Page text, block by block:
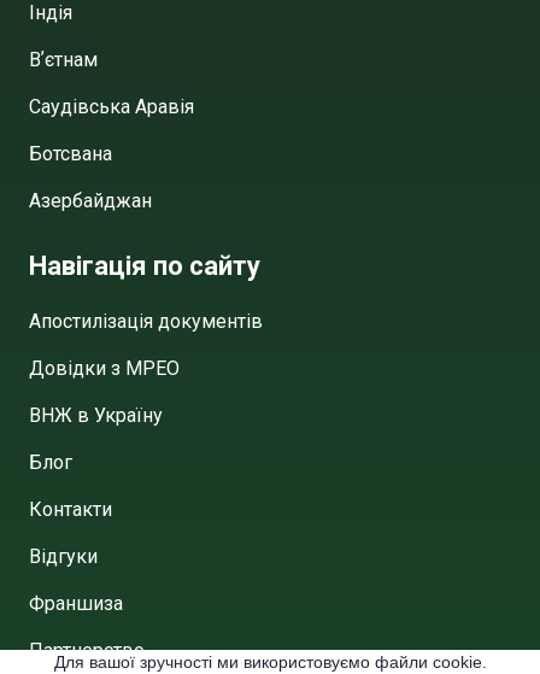
Індія
Вʼєтнам
Саудівська Аравія
Ботсвана
Азербайджан
Навігація по сайту
Апостилізація документів
Довідки з МРЕО
ВНЖ в Україну
Блог
Контакти
Відгуки
Франшиза
Партнерство
Для вашої зручності ми використовуємо файли cookie.